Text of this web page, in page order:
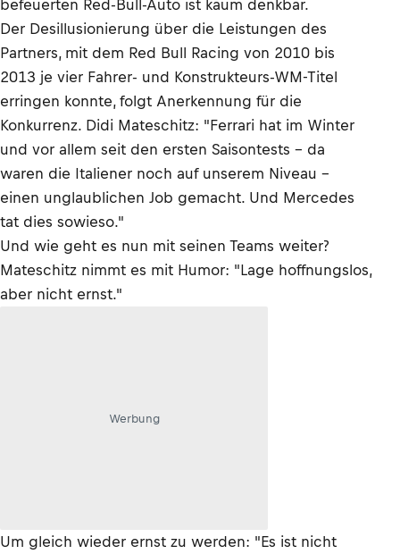
befeuerten Red-Bull-Auto ist kaum denkbar.
Der Desillusionierung über die Leistungen des
Partners, mit dem Red Bull Racing von 2010 bis
2013 je vier Fahrer- und Konstrukteurs-WM-Titel
erringen konnte, folgt Anerkennung für die
Konkurrenz. Didi Mateschitz: "Ferrari hat im Winter
und vor allem seit den ersten Saisontests – da
waren die Italiener noch auf unserem Niveau –
einen unglaublichen Job gemacht. Und Mercedes
tat dies sowieso."
Und wie geht es nun mit seinen Teams weiter?
Mateschitz nimmt es mit Humor: "Lage hoffnungslos,
aber nicht ernst."
Werbung
Um gleich wieder ernst zu werden: "Es ist nicht